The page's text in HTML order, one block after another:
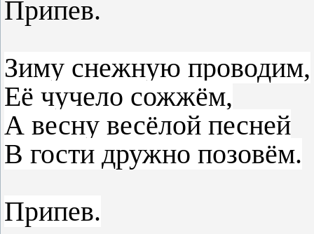
Припев.
Зиму снежную проводим,
Её чучело сожжём,
А весну весёлой песней
В гости дружно позовём.
Припев.